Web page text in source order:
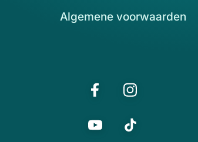
Algemene voorwaarden